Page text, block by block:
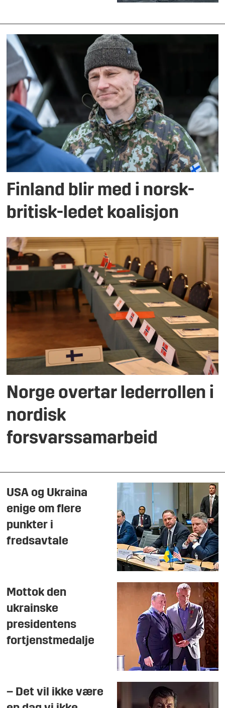
Finland blir med i norsk-
britisk-ledet koalisjon
Norge overtar lederrollen i
nordisk
forsvarssamarbeid
USA og Ukraina
enige om flere
punkter i
fredsavtale
Mottok den
ukrainske
presidentens
fortjenstmedalje
– Det vil ikke være